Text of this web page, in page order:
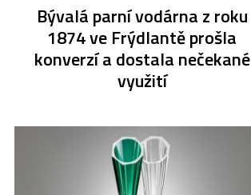
Bývalá parní vodárna z roku
1874 ve Frýdlantě prošla
konverzí a dostala nečekané
využití